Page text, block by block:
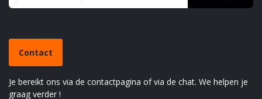
Contact
Je bereikt ons via de contactpagina of via de chat. We helpen je
graag verder !